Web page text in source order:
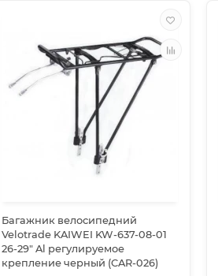
Багажник велосипедний
Velotrade KAIWEI KW-637-08-01
26-29" Al регулируемое
крепление черный (CAR-026)